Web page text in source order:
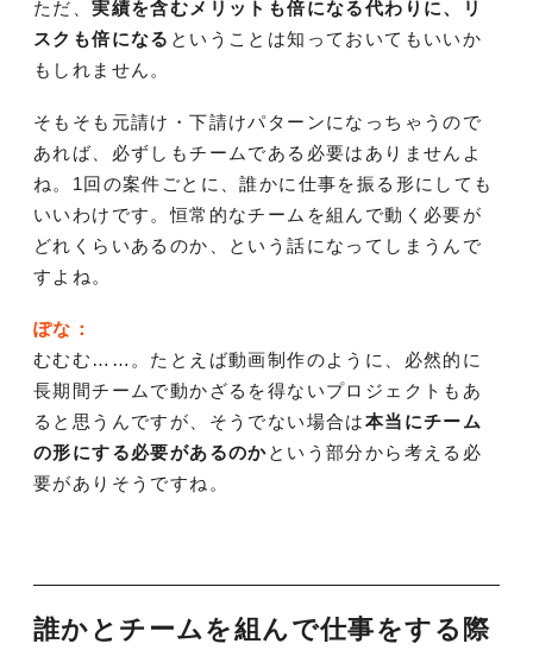
ただ、実績を含むメリットも倍になる代わりに、リ
スクも倍になる ということは知っておいてもいいか
もしれません。
そもそも元請け・下請けパターンになっちゃうので
あれば、必ずしもチームである必要はありませんよ
ね。1回の案件ごとに、誰かに仕事を振る形にしても
いいわけです。恒常的なチームを組んで動く必要が
どれくらいあるのか、という話になってしまうんで
すよね。
ぽな：
むむむ……。たとえば動画制作のように、必然的に
長期間チームで動かざるを得ないプロジェクトもあ
ると思うんですが、そうでない場合は本当にチーム
の形にする必要があるのかという部分から考える必
要がありそうですね。
誰かとチームを組んで仕事をする際